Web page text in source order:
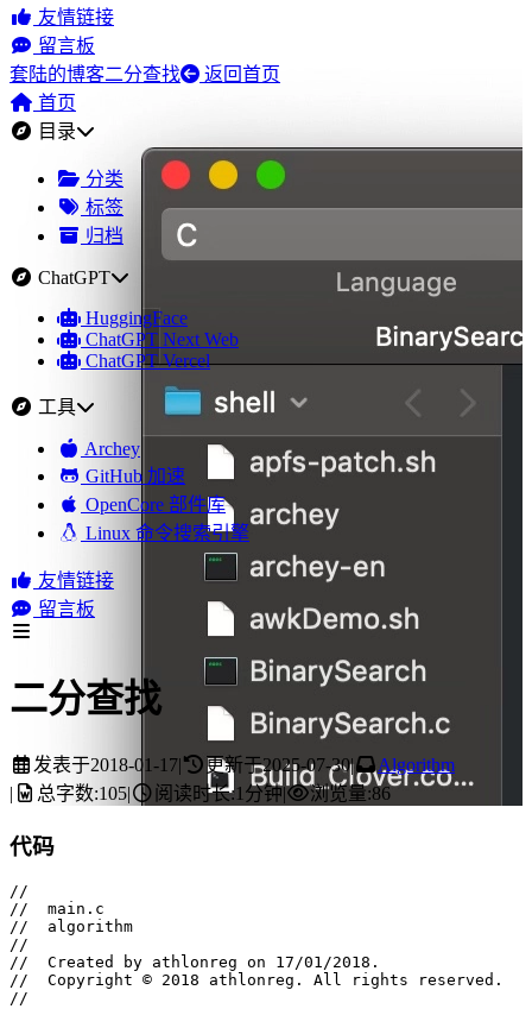
友情链接
留言板
套陆的博客二分查找
返回首页
首页
目录
分类
标签
归档
ChatGPT
HuggingFace
ChatGPT Next Web
ChatGPT Vercel
工具
Archey
GitHub 加速
OpenCore 部件库
Linux 命令搜索引擎
友情链接
留言板
二分查找
发表于2018-01-17| 更新于2025-07-30|
Algorithm
|
总字数:105| 阅读时长:1分钟| 浏览量:86
代码
//
//  main.c
//  algorithm
//
//  Created by athlonreg on 17/01/2018.
//  Copyright © 2018 athlonreg. All rights reserved.
//